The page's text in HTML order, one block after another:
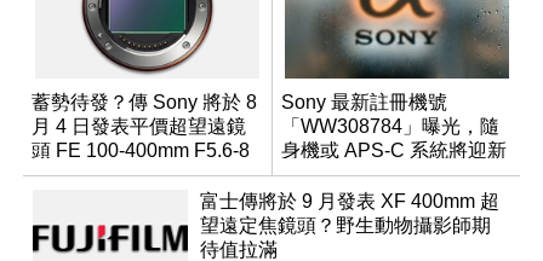
蓄勢待發？傳 Sony 將於 8
月 4 日發表平價超望遠鏡
頭 FE 100-400mm F5.6-8
Sony 最新註冊機號
「WW308784」曝光，隨
身機或 APS-C 系統將迎新
成員？
富士傳將於 9 月發表 XF 400mm 超
望遠定焦鏡頭？野生動物攝影師期
待值拉滿